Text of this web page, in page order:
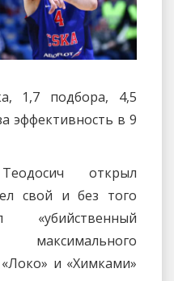
1,7 подбора, 4,5
эффективность в 9
открыл
свой и без того
«убийственный
«Локо» и «Химками»